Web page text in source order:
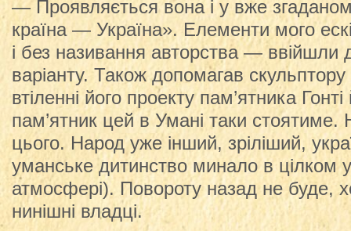
— Проявляється вона і у вже
країна — Україна». Елементи мого
і без називання авторства — ввійшли
варіанту. Також допомагав скульптору
втіленні його проекту пам’ятника
пам’ятник цей в Умані таки стоятиме.
цього. Народ уже інший, зріліший,
уманське дитинство минало в цілком
атмосфері). Повороту назад не буде,
нинішні владці.